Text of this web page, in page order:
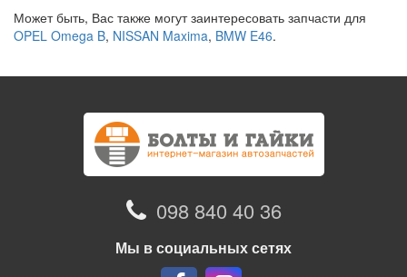
Может быть, Вас также могут заинтересовать запчасти для
OPEL Omega B, NISSAN Maxima, BMW E46.
098 840 40 36
Мы в социальных сетях